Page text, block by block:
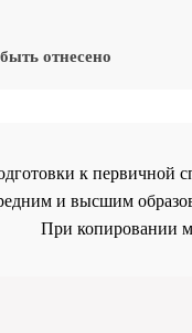
отнесено
к
и высшим
При копировании